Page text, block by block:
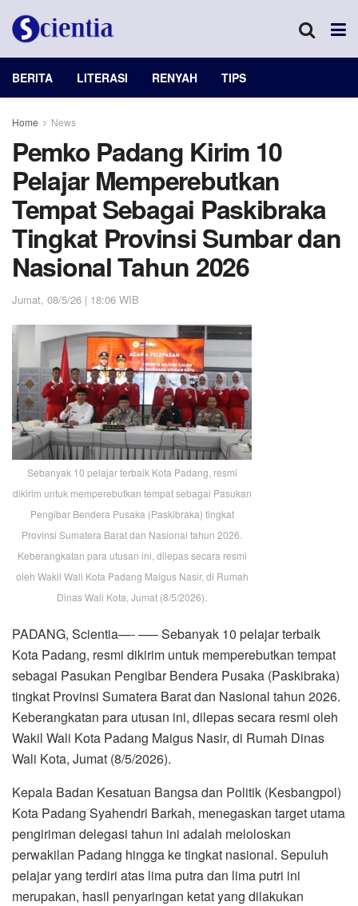
BERITA LITERASI RENYAH TIPS
Home News
Pemko Padang Kirim 10
Pelajar Memperebutkan
Tempat Sebagai Paskibraka
Tingkat Provinsi Sumbar dan
Nasional Tahun 2026
Jumat, 08/5/26 | 18:06 WIB
Sebanyak 10 pelajar terbaik Kota Padang, resmi
dikirim untuk memperebutkan tempat sebagai Pasukan
Pengibar Bendera Pusaka (Paskibraka) tingkat
Provinsi Sumatera Barat dan Nasional tahun 2026.
Keberangkatan para utusan ini, dilepas secara resmi
oleh Wakil Wali Kota Padang Maigus Nasir, di Rumah
Dinas Wali Kota, Jumat (8/5/2026).
PADANG, Scientia—- —– Sebanyak 10 pelajar terbaik
Kota Padang, resmi dikirim untuk memperebutkan tempat
sebagai Pasukan Pengibar Bendera Pusaka (Paskibraka)
tingkat Provinsi Sumatera Barat dan Nasional tahun 2026.
Keberangkatan para utusan ini, dilepas secara resmi oleh
Wakil Wali Kota Padang Maigus Nasir, di Rumah Dinas
Wali Kota, Jumat (8/5/2026).
Kepala Badan Kesatuan Bangsa dan Politik (Kesbangpol)
Kota Padang Syahendri Barkah, menegaskan target utama
pengiriman delegasi tahun ini adalah meloloskan
perwakilan Padang hingga ke tingkat nasional. Sepuluh
pelajar yang terdiri atas lima putra dan lima putri ini
merupakan, hasil penyaringan ketat yang dilakukan